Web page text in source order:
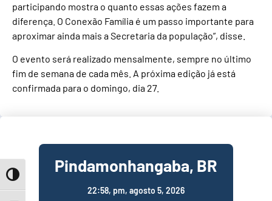
Toggle High Contrast
participando mostra o quanto essas ações fazem a
diferença. O Conexão Família é um passo importante para
aproximar ainda mais a Secretaria da população”, disse.
O evento será realizado mensalmente, sempre no último
fim de semana de cada mês. A próxima edição já está
confirmada para o domingo, dia 27.
Pindamonhangaba, BR
22:58, pm, agosto 5, 2026